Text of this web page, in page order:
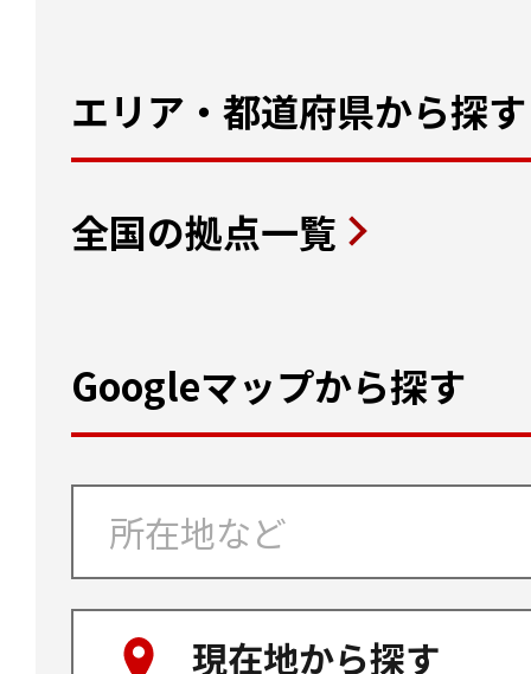
エリア・都道府県から探す
全国の拠点一覧
Googleマップから探す
現在地から探す